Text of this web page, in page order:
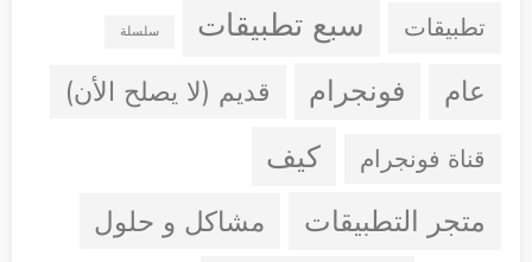
تطبيقات سبع تطبيقات سلسلة
عام فونجرام قديم (لا يصلح الأن)
قناة فونجرام كيف
متجر التطبيقات مشاكل و حلول